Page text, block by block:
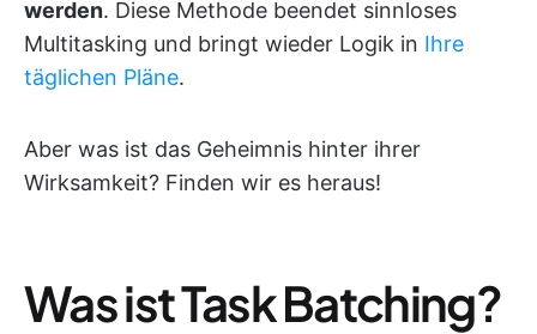
werden. Diese Methode beendet sinnloses
Multitasking und bringt wieder Logik in Ihre
täglichen Pläne.
Aber was ist das Geheimnis hinter ihrer
Wirksamkeit? Finden wir es heraus!
Was ist Task Batching?